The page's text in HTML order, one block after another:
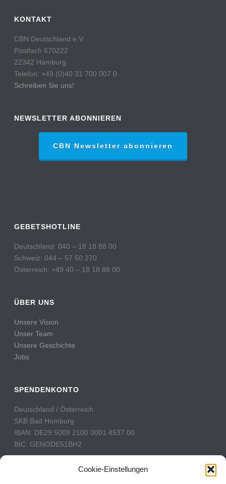
Cookie-Einstellungen
KONTAKT
CBN Deutschland e.V.
Postfach 670222
22342 Hamburg
Telefon: +49 (0)40 31 700 007 0
Schreiben Sie uns!
NEWSLETTER ABONNIEREN
CBN Newsletter abonnieren
GEBETSHOTLINE
Deutschland: 040 – 18 18 88 00
Schweiz: 044 – 57 50 270
Österreich: +49 40 – 18 18 88 00
ÜBER UNS
Unsere Vision
Unser Team
Unsere Geschichte
Jobs
SPENDENKONTO
Deutschland / Österreich
SKB Bad Homburg
IBAN: DE29 5009 2100 0001 4537 00
BIC: GENODE51BH2